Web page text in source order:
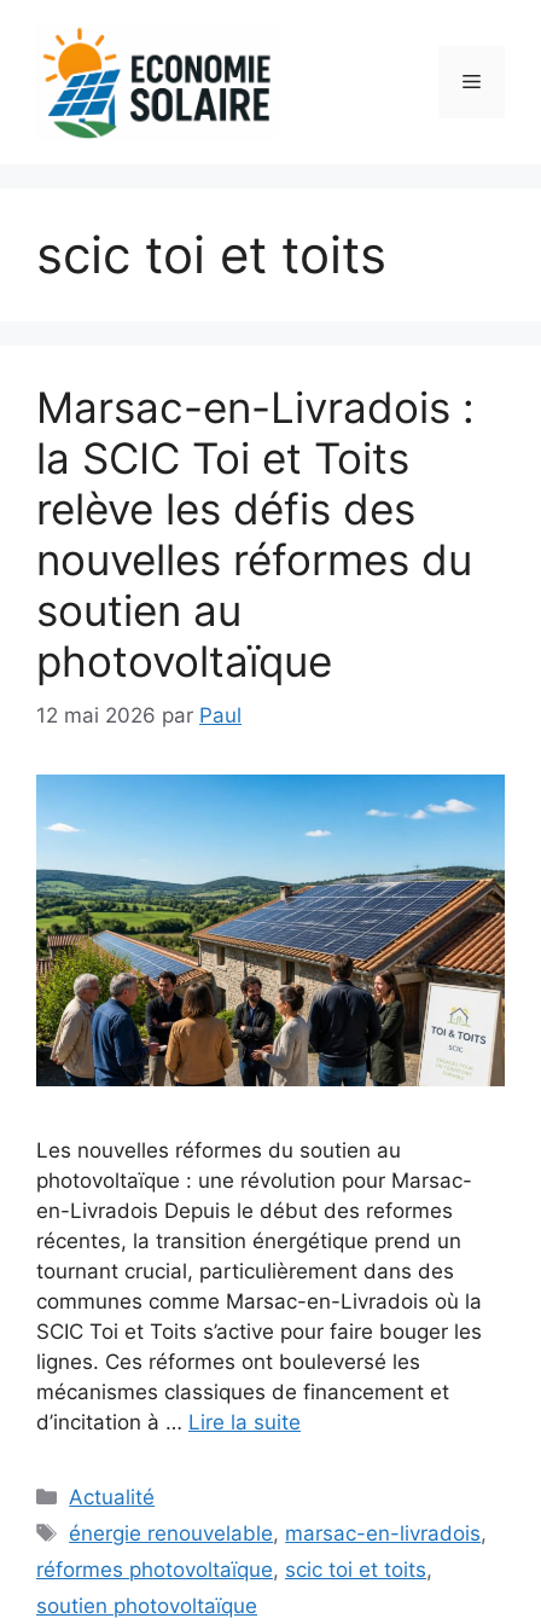
contenu
Menu
scic toi et toits
Marsac-en-Livradois :
la SCIC Toi et Toits
relève les défis des
nouvelles réformes du
soutien au
photovoltaïque
12 mai 2026 par Paul
Les nouvelles réformes du soutien au
photovoltaïque : une révolution pour Marsac-
en-Livradois Depuis le début des reformes
récentes, la transition énergétique prend un
tournant crucial, particulièrement dans des
communes comme Marsac-en-Livradois où la
SCIC Toi et Toits s’active pour faire bouger les
lignes. Ces réformes ont bouleversé les
mécanismes classiques de financement et
d’incitation à … Lire la suite
Catégories
Actualité
Étiquettes
énergie renouvelable, marsac-en-livradois,
réformes photovoltaïque, scic toi et toits,
soutien photovoltaïque